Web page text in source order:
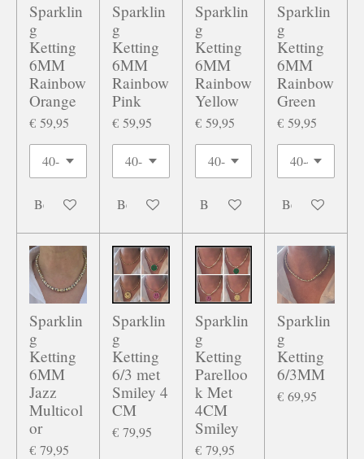
Sparklin
g
Ketting
6MM
Rainbow
Orange
€ 59,95
Bekijk details
Sparklin
g
Ketting
6MM
Rainbow
Pink
€ 59,95
Bekijk details
Sparklin
g
Ketting
6MM
Rainbow
Yellow
€ 59,95
Bekijk details
Sparklin
g
Ketting
6MM
Rainbow
Green
€ 59,95
Bekijk details
Sparklin
g
Ketting
6MM
Jazz
Multicol
or
€ 79,95
Sparklin
g
Ketting
6/3 met
Smiley 4
CM
€ 79,95
Sparklin
g
Ketting
Parelloo
k Met
4CM
Smiley
€ 79,95
Sparklin
g
Ketting
6/3MM
€ 69,95